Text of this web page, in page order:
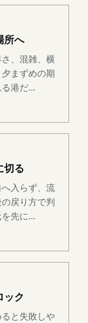
所へ
、混雑、横
まずめの期
港だ...
切る
入らず、流
戻り方で判
先に...
ック
と失敗しや